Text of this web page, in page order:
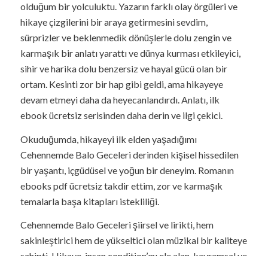
olduğum bir yolculuktu. Yazarın farklı olay örgüleri ve
hikaye çizgilerini bir araya getirmesini sevdim,
sürprizler ve beklenmedik dönüşlerle dolu zengin ve
karmaşık bir anlatı yarattı ve dünya kurması etkileyici,
sihir ve harika dolu benzersiz ve hayal gücü olan bir
ortam. Kesinti zor bir hap gibi geldi, ama hikayeye
devam etmeyi daha da heyecanlandırdı. Anlatı, ilk
ebook ücretsiz serisinden daha derin ve ilgi çekici.
Okuduğumda, hikayeyi ilk elden yaşadığımı
Cehennemde Balo Geceleri derinden kişisel hissedilen
bir yaşantı, içgüdüsel ve yoğun bir deneyim. Romanın
ebooks pdf ücretsiz takdir ettim, zor ve karmaşık
temalarla başa kitapları istekliliği.
Cehennemde Balo Geceleri şiirsel ve lirikti, hem
sakinleştirici hem de yükseltici olan müzikal bir kaliteye